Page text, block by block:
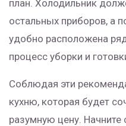
план. Холодильник
остальных приборов, а
удобно расположена
процесс уборки и
Соблюдая эти
кухню, которая будет
разумную цену. Начните